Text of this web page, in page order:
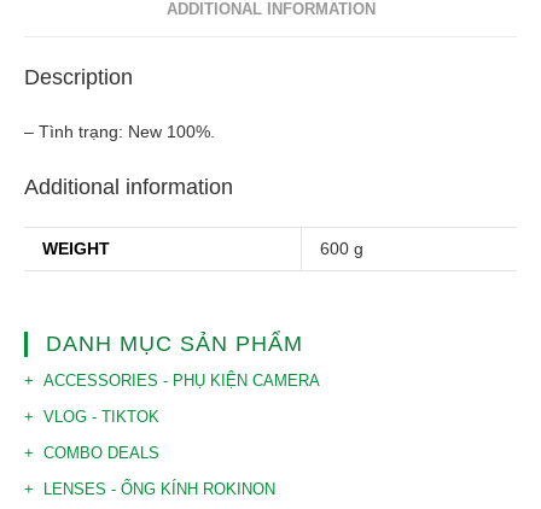
ADDITIONAL INFORMATION
Description
– Tình trạng: New 100%.
Additional information
WEIGHT 600 g
DANH MỤC SẢN PHẨM
ACCESSORIES - PHỤ KIỆN CAMERA
VLOG - TIKTOK
COMBO DEALS
LENSES - ỐNG KÍNH ROKINON